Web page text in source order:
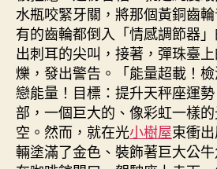
水瓶咬緊牙關，將那個黃銅齒
有的齒輪都倒入「情感調節器
出刺耳的尖叫，接著，彈珠臺
爍，發出警告。「能量超載！
戀能量！目標：提升天秤座運
部，一個巨大的、像彩虹一樣
空。然而，就在光小樹屋束衝
輛塗滿了金色、裝飾著巨大公